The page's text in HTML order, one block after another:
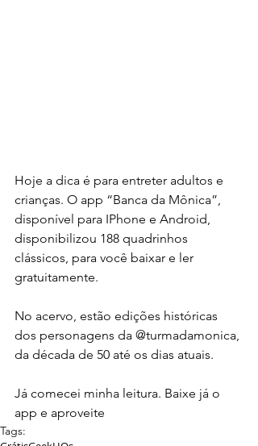
Hoje a dica é para entreter adultos e
crianças. O app “Banca da Mônica”,
disponível para IPhone e Android,
disponibilizou 188 quadrinhos
clássicos, para você baixar e ler
gratuitamente.
No acervo, estão edições históricas
dos personagens da @turmadamonica,
da década de 50 até os dias atuais.
Já comecei minha leitura. Baixe já o
app e aproveite
Tags: